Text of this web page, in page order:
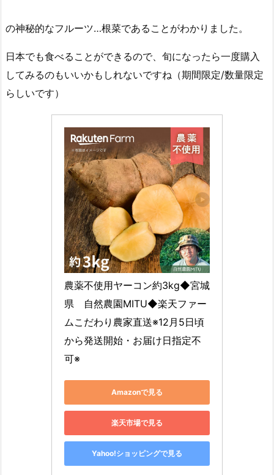
の神秘的なフルーツ…根菜であることがわかりました。
日本でも食べることができるので、旬になったら一度購入
してみるのもいいかもしれないですね（期間限定/数量限定
らしいです）
農薬不使用ヤーコン約3kg◆宮城
県　自然農園MITU◆楽天ファー
ムこだわり農家直送※12月5日頃
から発送開始・お届け日指定不
可※
Amazonで見る
楽天市場で見る
Yahoo!ショッピングで見る